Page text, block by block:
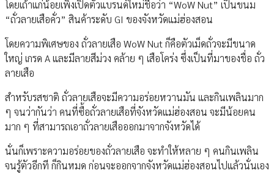
โดยเถ้าแก่น้อยเพิ่งเปิดตัวแบรนด์ใหม่ชื่อว่า “WoW Nut” เป็นขนม
“ถั่วลายเสือคั่ว” สินค้าระดับ GI ของจังหวัดแม่ฮ่องสอน
โดยความพิเศษของ ถั่วลายเสือ WoW Nut ก็คือตัวเม็ดถั่วจะมีขนาด
ใหญ่ เกรด A และมีลายสีม่วง คล้าย ๆ เสือโคร่ง ซึ่งเป็นที่มาของชื่อ ถั่ว
ลายเสือ
สำหรับรสชาติ ถั่วลายเสือจะมีความอร่อยหวานมัน และกินเพลินมาก
ๆ จนว่ากันว่า คนที่ซื้อถั่วลายเสือที่จังหวัดแม่ฮ่องสอน จะมีน้อยคน
มาก ๆ ที่สามารถเอาถั่วลายเสือออกมาจากจังหวัดได้
นั่นก็เพราะความอร่อยของถั่วลายเสือ จะทำให้หลาย ๆ คนกินเพลิน
จนรู้ตัวอีกที ก็กินหมด ก่อนจะออกจากจังหวัดแม่ฮ่องสอนไปแล้วนั่นเอง